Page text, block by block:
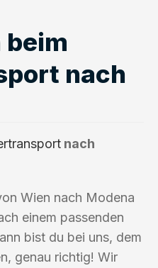
beim
nach
nach
Wien nach Modena
einem passenden
bist du bei uns, dem
genau richtig! Wir